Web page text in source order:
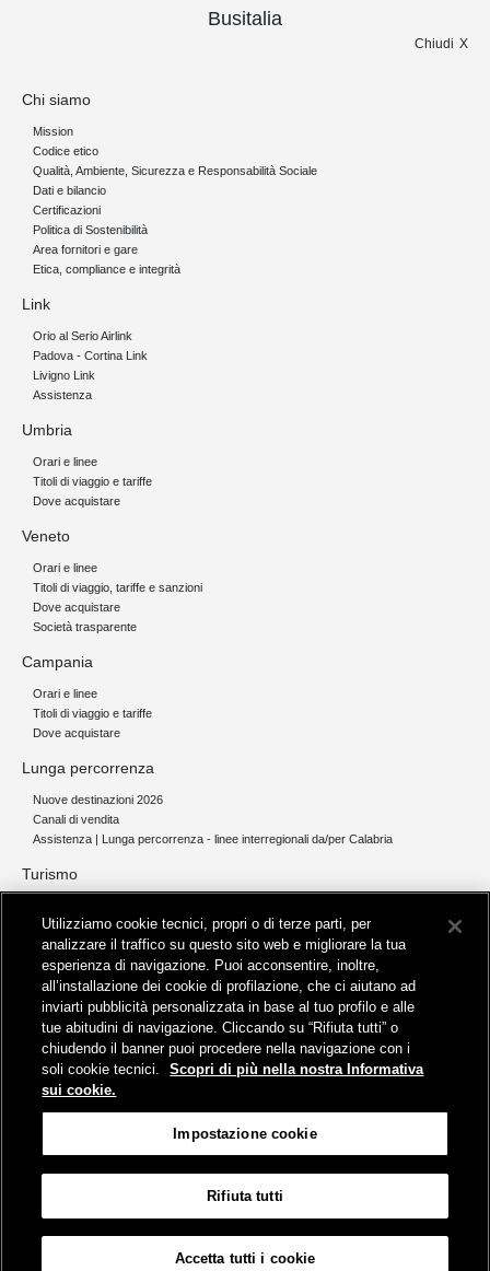
Busitalia
Chiudi
Chi siamo
Mission
Codice etico
Qualità, Ambiente, Sicurezza e Responsabilità Sociale
Dati e bilancio
Certificazioni
Politica di Sostenibilità
Area fornitori e gare
Etica, compliance e integrità
Link
Orio al Serio Airlink
Padova - Cortina Link
Livigno Link
Assistenza
Umbria
Orari e linee
Titoli di viaggio e tariffe
Dove acquistare
Veneto
Orari e linee
Titoli di viaggio, tariffe e sanzioni
Dove acquistare
Società trasparente
Campania
Orari e linee
Titoli di viaggio e tariffe
Dove acquistare
Lunga percorrenza
Nuove destinazioni 2026
Canali di vendita
Assistenza | Lunga percorrenza - linee interregionali da/per Calabria
Turismo
Servizi per aeroporti
Servizi di noleggio con conducente
Servizio di navigazione sul Lago Trasimeno
News e comunicati stampa
Comunicati stampa
Busitalia – Sita Nord
, Gruppo FS Italiane, è attiva nei servizi di
trasporto locale in Italia ed all'estero, che gestisce direttamente o
attraverso società controllate.
Viale Fratelli Rosselli, 80 - 50123 Firenze
Utilizziamo cookie tecnici, propri o di terze parti, per
analizzare il traffico su questo sito web e migliorare la tua
esperienza di navigazione. Puoi acconsentire, inoltre,
all’installazione dei cookie di profilazione, che ci aiutano ad
inviarti pubblicità personalizzata in base al tuo profilo e alle
tue abitudini di navigazione. Cliccando su “Rifiuta tutti” o
chiudendo il banner puoi procedere nella navigazione con i
soli cookie tecnici.
Scopri di più nella nostra Informativa
sui cookie.
Impostazione cookie
Rifiuta tutti
Accetta tutti i cookie